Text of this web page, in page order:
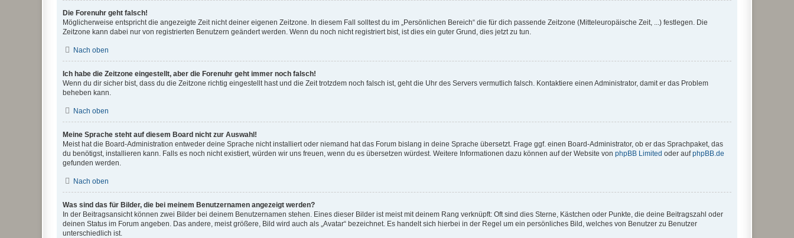
Die Forenuhr geht falsch!
Möglicherweise entspricht die angezeigte Zeit nicht deiner eigenen Zeitzone. In diesem Fall solltest du im „Persönlichen Bereich“ die für dich passende Zeitzone (Mitteleuropäische Zeit, ...) festlegen. Die
Zeitzone kann dabei nur von registrierten Benutzern geändert werden. Wenn du noch nicht registriert bist, ist dies ein guter Grund, dies jetzt zu tun.
Nach oben
Ich habe die Zeitzone eingestellt, aber die Forenuhr geht immer noch falsch!
Wenn du dir sicher bist, dass du die Zeitzone richtig eingestellt hast und die Zeit trotzdem noch falsch ist, geht die Uhr des Servers vermutlich falsch. Kontaktiere einen Administrator, damit er das Problem
beheben kann.
Nach oben
Meine Sprache steht auf diesem Board nicht zur Auswahl!
Meist hat die Board-Administration entweder deine Sprache nicht installiert oder niemand hat das Forum bislang in deine Sprache übersetzt. Frage ggf. einen Board-Administrator, ob er das Sprachpaket, das
du benötigst, installieren kann. Falls es noch nicht existiert, würden wir uns freuen, wenn du es übersetzen würdest. Weitere Informationen dazu können auf der Website von phpBB Limited oder aufphpBB.de
gefunden werden.
Nach oben
Was sind das für Bilder, die bei meinem Benutzernamen angezeigt werden?
In der Beitragsansicht können zwei Bilder bei deinem Benutzernamen stehen. Eines dieser Bilder ist meist mit deinem Rang verknüpft: Oft sind dies Sterne, Kästchen oder Punkte, die deine Beitragszahl oder
deinen Status im Forum angeben. Das andere, meist größere, Bild wird auch als „Avatar“ bezeichnet. Es handelt sich hierbei in der Regel um ein persönliches Bild, welches von Benutzer zu Benutzer
unterschiedlich ist.